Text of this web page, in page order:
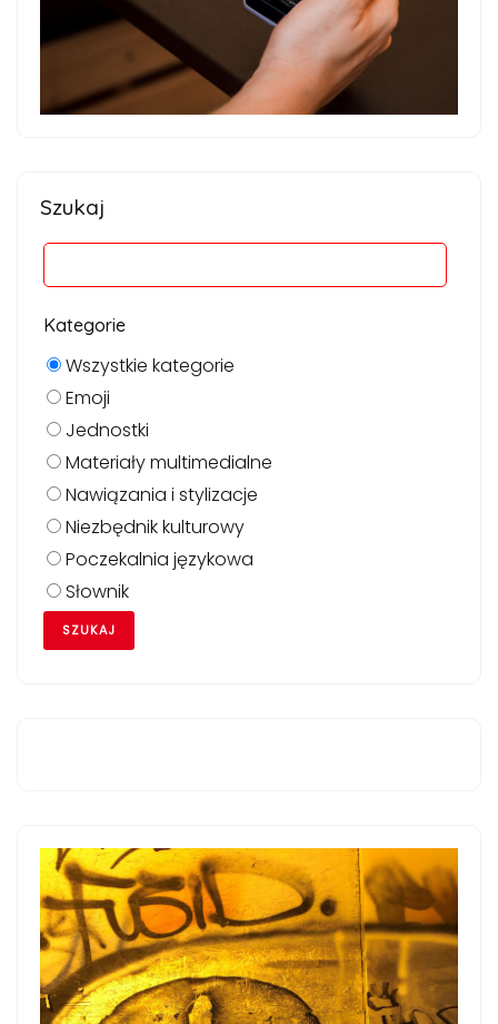
Szukaj
Kategorie
Wszystkie kategorie
Emoji
Jednostki
Materiały multimedialne
Nawiązania i stylizacje
Niezbędnik kulturowy
Poczekalnia językowa
Słownik